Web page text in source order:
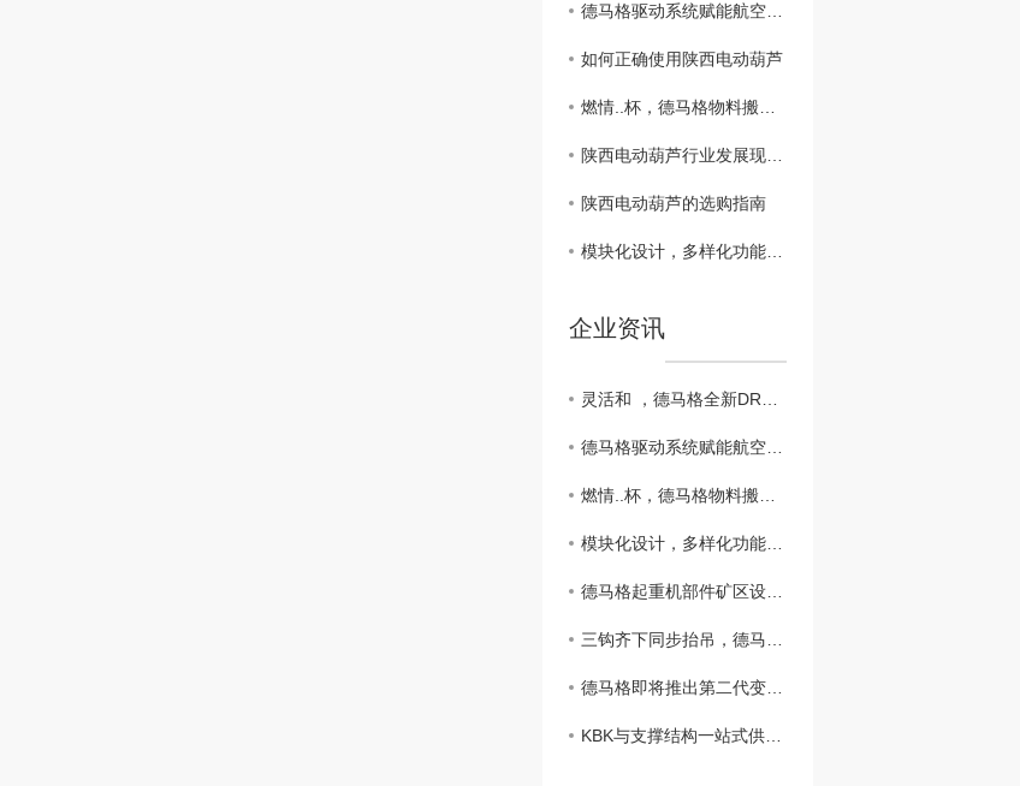
德马格驱动系统赋能航空发动机测试厂房超大平移门，筑牢高端航修装备运行根基
如何正确使用陕西电动葫芦
燃情..杯，德马格物料搬运解决方案为赛场保驾护航
陕西电动葫芦行业发展现状分析
陕西电动葫芦的选购指南
模块化设计，多样化功能，德马格推出新款MPW卷扬机
企业资讯
灵活和 ，德马格全新DRC-D3无线遥控器
德马格驱动系统赋能航空发动机测试厂房超大平移门，筑牢高端航修装备运行根基
燃情..杯，德马格物料搬运解决方案为赛场保驾护航
模块化设计，多样化功能，德马格推出新款MPW卷扬机
德马格起重机部件矿区设备搬运应用
三钩齐下同步抬吊，德马格KBK起重机生产波纹管应用
德马格即将推出第二代变频环链葫芦DCS-II
KBK与支撑结构一站式供应，德马格推出自立式钢结构系统(FSS)